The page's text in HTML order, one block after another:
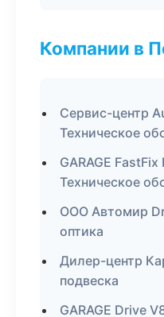
Компании в
Сервис-центр
Техническое
GARAGE
Техническое
ООО Автомир
оптика
Дилер-центр
подвеска
GARAGE Drive